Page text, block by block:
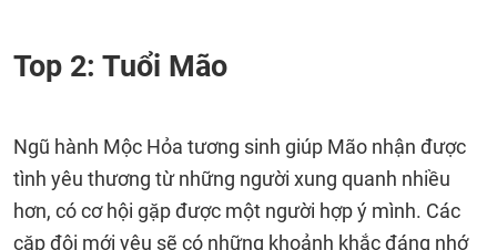
Top 2: Tuổi Mão
Ngũ hành Mộc Hỏa tương sinh giúp Mão nhận được
tình yêu thương từ những người xung quanh nhiều
hơn, có cơ hội gặp được một người hợp ý mình. Các
cặp đôi mới yêu sẽ có những khoảnh khắc đáng nhớ